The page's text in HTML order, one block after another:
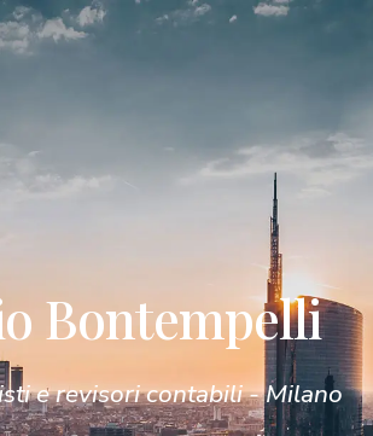
Bontempelli
e revisori contabili - Milano